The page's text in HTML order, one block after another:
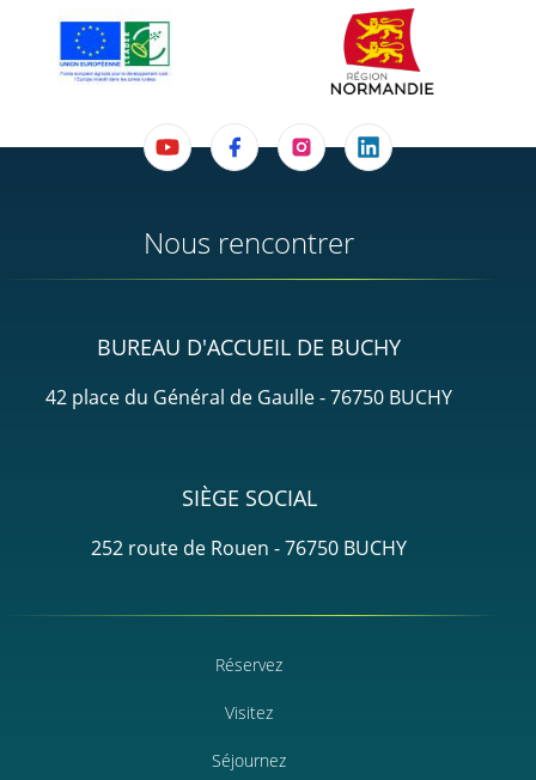
Nous rencontrer
BUREAU D'ACCUEIL DE BUCHY
42 place du Général de Gaulle - 76750 BUCHY
SIÈGE SOCIAL
252 route de Rouen - 76750 BUCHY
Réservez
Visitez
Séjournez